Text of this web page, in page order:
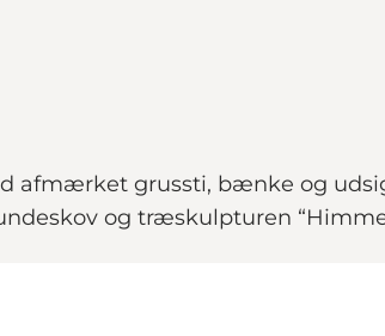
afmærket grussti, bænke og
og træskulpturen